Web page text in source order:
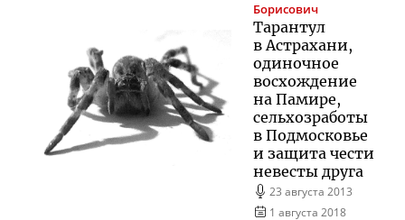
Борисович
Тарантул
в Астрахани,
одиночное
восхождение
на Памире,
сельхозработы
в Подмосковье
и защита чести
невесты друга
23 августа 2013
1 августа 2018